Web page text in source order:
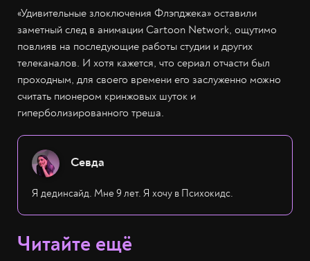
«Удивительные злоключения Флэпджека» оставили
заметный след в анимации Cartoon Network, ощутимо
повлияв на последующие работы студии и других
телеканалов. И хотя кажется, что сериал отчасти был
проходным, для своего времени его заслуженно можно
считать пионером кринжовых шуток и
гиперболизированного треша.
Севда
Я дединсайд. Мне 9 лет. Я хочу в Психокидс.
Читайте ещё